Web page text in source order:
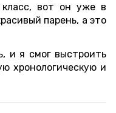
вот он уже в
парень, а это
и я смог выстроить
хронологическую и